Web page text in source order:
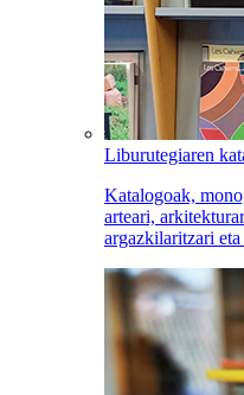
Liburutegiaren
Katalogoak,
arteari,
argazkilaritzari